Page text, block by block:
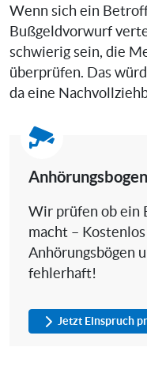
Wenn sich ein
Bußgeldvorwurf
schwierig sein, die
überprüfen. Das
da eine
Wir prüfen ob ein
macht –
Anhörungsbögen
fehlerhaft!
Jetzt Einspruch